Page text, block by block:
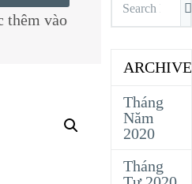
thêm vào
Tháng
Năm
2020
Tháng